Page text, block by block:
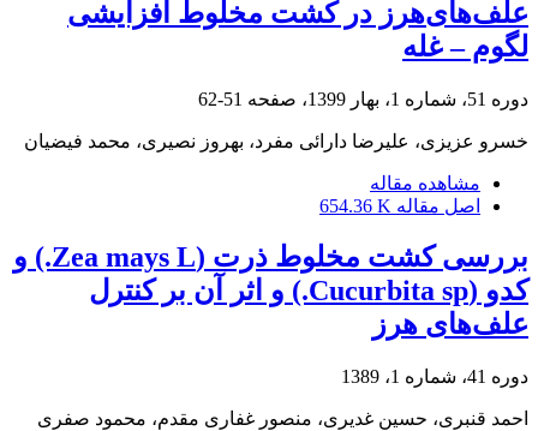
علف‌های‌هرز در کشت مخلوط افزایشی
لگوم – غله
دوره 51، شماره 1، بهار 1399، صفحه 51-62
خسرو عزیزی، علیرضا دارائی مفرد، بهروز نصیری، محمد فیضیان
مشاهده مقاله
اصل مقاله 654.36 K
بررسی کشت مخلوط ذرت (Zea mays L.) و
کدو (Cucurbita sp.) و اثر آن بر کنترل
علف‌های هرز
دوره 41، شماره 1، 1389
احمد قنبری، حسین غدیری، منصور غفاری مقدم، محمود صفری